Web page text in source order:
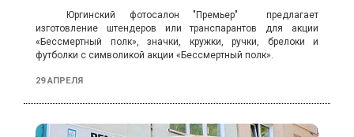
Юргинский фотосалон "Премьер" предлагает
изготовление штендеров или транспарантов для акции
«Бессмертный полк», значки, кружки, ручки, брелоки и
футболки с символикой акции «Бессмертный полк».
29 АПРЕЛЯ